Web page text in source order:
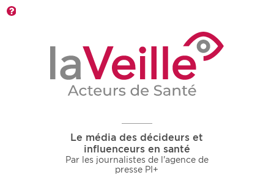
Le média des décideurs et
influenceurs en santé
Par les journalistes de l'agence de
presse PI+